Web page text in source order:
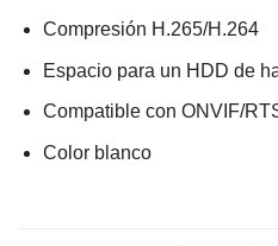
Compresión H.265/H.264
Espacio para un HDD de
Compatible con ONVIF/
Color blanco